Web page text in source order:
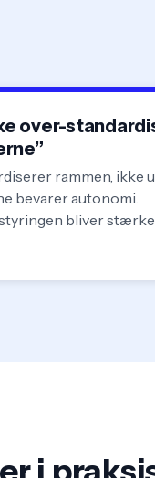
over-
rammen, ikke
bevarer autonomi.
bliver